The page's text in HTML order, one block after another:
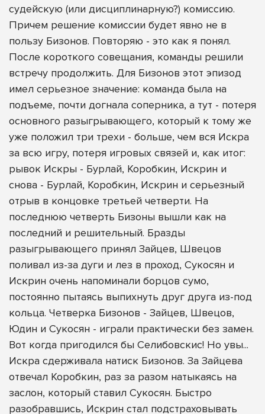
судейскую (или дисциплинарную?) комиссию.
Причем решение комиссии будет явно не в
пользу Бизонов. Повторяю - это как я понял.
После короткого совещания, команды решили
встречу продолжить. Для Бизонов этот эпизод
имел серьезное значение: команда была на
подъеме, почти догнала соперника, а тут - потеря
основного разыгрывающего, который к тому же
уже положил три трехи - больше, чем вся Искра
за всю игру, потеря игровых связей и, как итог:
рывок Искры - Бурлай, Коробкин, Искрин и
снова - Бурлай, Коробкин, Искрин и серьезный
отрыв в концовке третьей четверти. На
последнюю четверть Бизоны вышли как на
последний и решительный. Бразды
разыгрывающего принял Зайцев, Швецов
поливал из-за дуги и лез в проход, Сукосян и
Искрин очень напоминали борцов сумо,
постоянно пытаясь выпихнуть друг друга из-под
кольца. Четверка Бизонов - Зайцев, Швецов,
Юдин и Сукосян - играли практически без замен.
Вот когда пригодился бы Селибовскис! Но увы...
Искра сдерживала натиск Бизонов. За Зайцева
отвечал Коробкин, раз за разом натыкаясь на
заслон, который ставил Сукосян. Быстро
разобравшись, Искрин стал подстраховывать